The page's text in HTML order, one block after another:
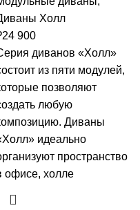
Холл
24 900
диванов «Холл»
из пяти модулей,
позволяют
любую
Диваны
идеально
пространство
офисе, холле